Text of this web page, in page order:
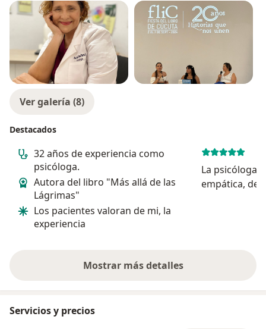
Ver galería (8)
Destacados
32 años de experiencia como
psicóloga.
Autora del libro "Más allá de las
Lágrimas"
Los pacientes valoran de mi, la
experiencia
La psicóloga
empática,
Mostrar más detalles
sobre la experiencia
Servicios y precios